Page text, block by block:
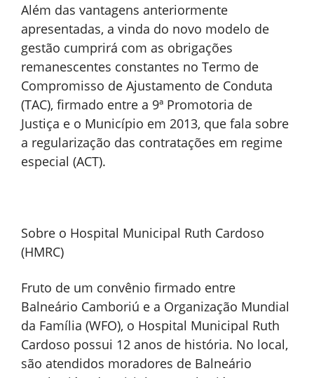
Além das vantagens anteriormente
apresentadas, a vinda do novo modelo de
gestão cumprirá com as obrigações
remanescentes constantes no Termo de
Compromisso de Ajustamento de Conduta
(TAC), firmado entre a 9ª Promotoria de
Justiça e o Município em 2013, que fala sobre
a regularização das contratações em regime
especial (ACT).
Sobre o Hospital Municipal Ruth Cardoso
(HMRC)
Fruto de um convênio firmado entre
Balneário Camboriú e a Organização Mundial
da Família (WFO), o Hospital Municipal Ruth
Cardoso possui 12 anos de história. No local,
são atendidos moradores de Balneário